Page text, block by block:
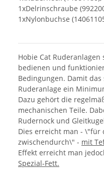
1xDelrinschraube
1xNylonbuchse
Hobie Cat
bedienen und
Bedingungen. Damit
Ruderanlage ein
Dazu gehört die
mechanischen Teile.
Rudernock und
Dies erreicht man - \"für
zwischendurch\" - mit
Effekt erreicht man
Spezial-Fett.